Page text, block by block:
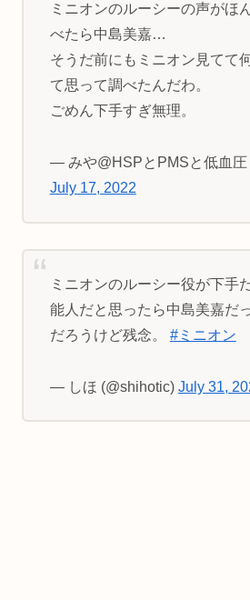
ミニオンのルーシーの声がほ
べたら中島美嘉…
そうだ前にもミニオン見てて
て思って調べたんだわ。
ごめん下手すぎ無理。
— みや@HSPとPMSと低血圧
July 17, 2022
ミニオンのルーシー役が下手
能人だと思ったら中島美嘉だ
だろうけど残念。 #ミニオン
— しほ (@shihotic) July 31,